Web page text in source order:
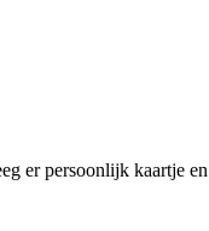
er persoonlijk kaartje